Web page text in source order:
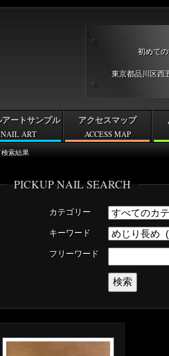
検索結果
PICKUP NAIL SEARCH
カテゴリー
キーワード
フリーワード
初めて
東京都品川区西
アートサンプル
NAIL ART
アクセスマップ
ACCESS MAP